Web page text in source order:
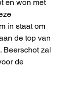
en won met
in staat om
de top van
Beerschot zal
de